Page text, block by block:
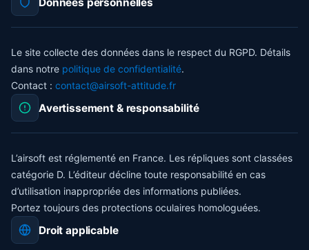
Le site collecte des données dans le respect du RGPD. Détails
dans notre politique de confidentialité.
Contact : contact@airsoft-attitude.fr
Avertissement & responsabilité
L’airsoft est réglementé en France. Les répliques sont classées
catégorie D. L’éditeur décline toute responsabilité en cas
d’utilisation inappropriée des informations publiées.
Portez toujours des protections oculaires homologuées.
Droit applicable